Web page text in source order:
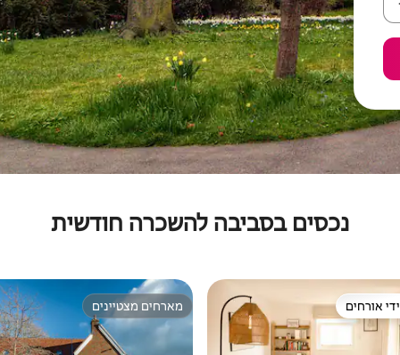
נכסים בסביבה להשכרה חודשית
אורחים
אורחים מארחים מצטיינים
מארחים מצטיינים